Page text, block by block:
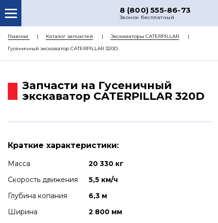
8 (800) 555-86-73
Звонок бесплатный
О НАС
КАТАЛОГ ЗАПЧАСТЕЙ
ДОСТАВКА
Главная Каталог запчастей
Экскаваторы CATERPILLAR
Гусеничный экскаватор CATERPILLAR 320D
Запчасти на Гусеничный
экскаватор CATERPILLAR 320D
Краткие характеристики:
Масса
20 330 кг
Скорость движения
5,5 км/ч
Глубина копания
6,3 м
Ширина
2 800 мм